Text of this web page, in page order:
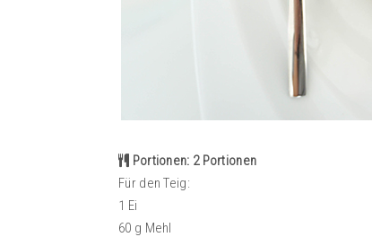
Portionen: 2 Portionen
Für den Teig:
1 Ei
60 g Mehl